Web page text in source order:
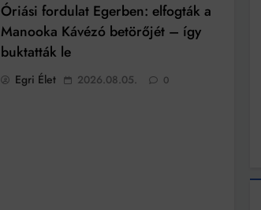
Óriási fordulat Egerben: elfogták a
Manooka Kávézó betörőjét – így
buktatták le
Egri Élet 2026.08.05. 0